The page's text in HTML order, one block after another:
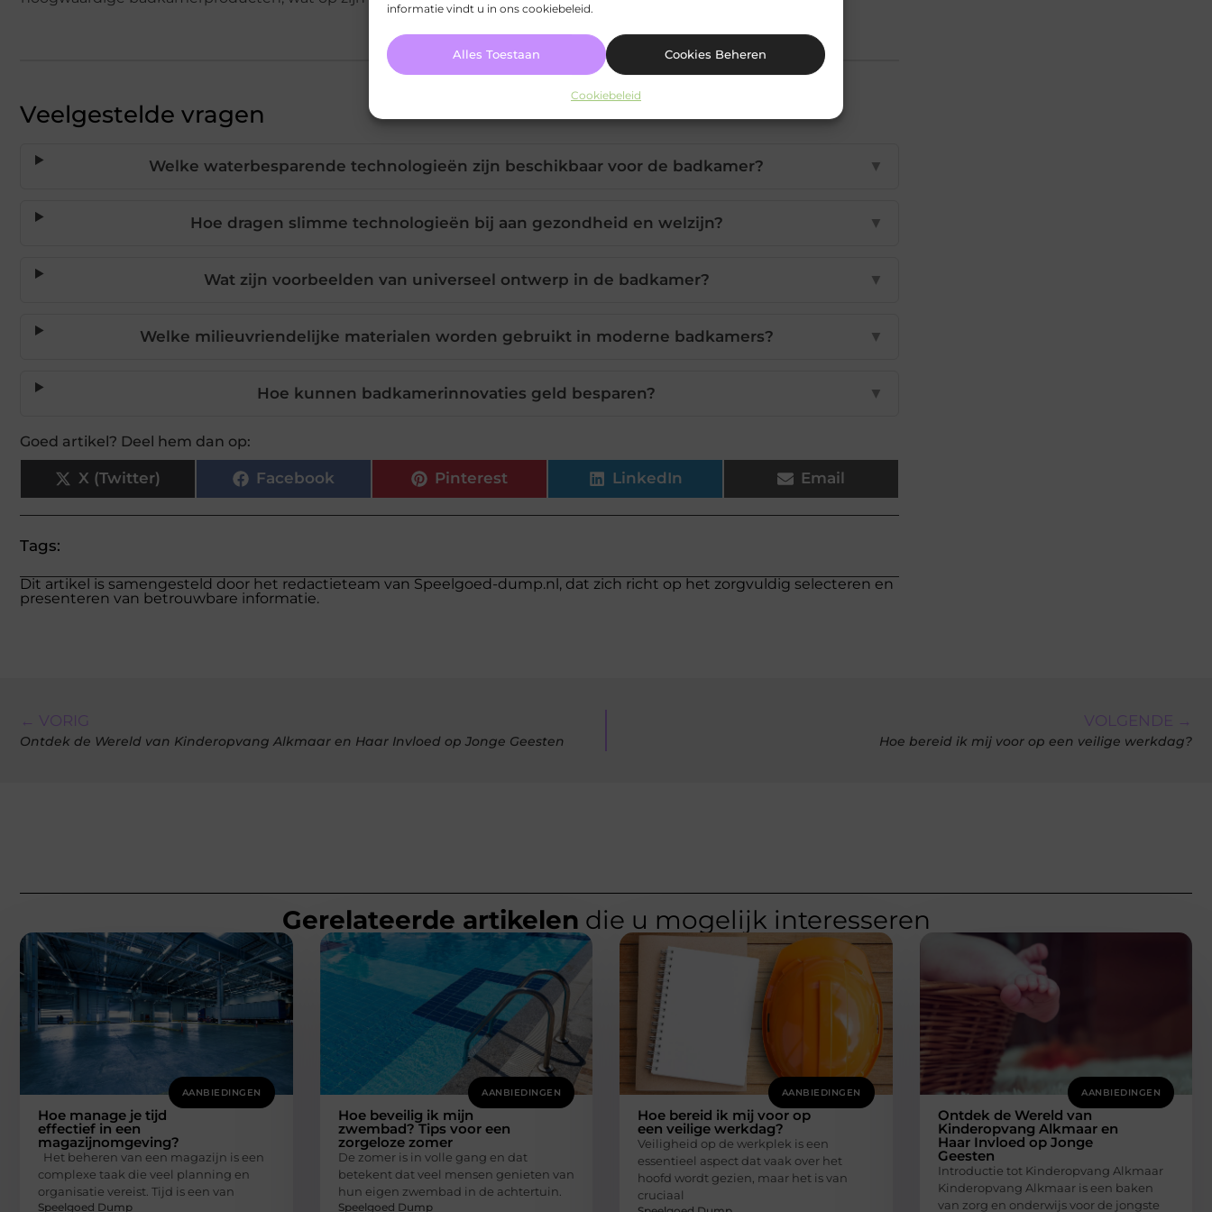
informatie vindt u in ons cookiebeleid.
Alles Toestaan Cookies Beheren
Cookiebeleid
Veelgestelde vragen
Welke waterbesparende technologieën zijn beschikbaar voor de badkamer? ▼
Hoe dragen slimme technologieën bij aan gezondheid en welzijn? ▼
Wat zijn voorbeelden van universeel ontwerp in de badkamer? ▼
Welke milieuvriendelijke materialen worden gebruikt in moderne badkamers? ▼
Hoe kunnen badkamerinnovaties geld besparen? ▼
Goed artikel? Deel hem dan op:
X (Twitter) Facebook Pinterest LinkedIn Email
Tags:
Dit artikel is samengesteld door het redactieteam van Speelgoed-dump.nl, dat zich richt op het zorgvuldig selecteren en
presenteren van betrouwbare informatie.
← VORIG
Ontdek de Wereld van Kinderopvang Alkmaar en Haar Invloed op Jonge Geesten
VOLGENDE →
Hoe bereid ik mij voor op een veilige werkdag?
Gerelateerde artikelen die u mogelijk interesseren
AANBIEDINGEN
Hoe manage je tijd
effectief in een
magazijnomgeving?
Het beheren van een magazijn is een
complexe taak die veel planning en
organisatie vereist. Tijd is een van
Speelgoed Dump
AANBIEDINGEN
Hoe beveilig ik mijn
zwembad? Tips voor een
zorgeloze zomer
De zomer is in volle gang en dat
betekent dat veel mensen genieten van
hun eigen zwembad in de achtertuin.
Speelgoed Dump
AANBIEDINGEN
Hoe bereid ik mij voor op
een veilige werkdag?
Veiligheid op de werkplek is een
essentieel aspect dat vaak over het
hoofd wordt gezien, maar het is van
cruciaal
AANBIEDINGEN
Ontdek de Wereld van
Kinderopvang Alkmaar en
Haar Invloed op Jonge
Geesten
Introductie tot Kinderopvang Alkmaar
Kinderopvang Alkmaar is een baken
van zorg en onderwijs voor de jongste